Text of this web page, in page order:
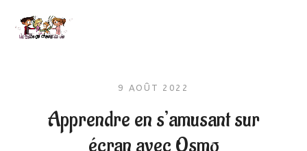
9 AOÛT 2022
Apprendre en s’amusant sur